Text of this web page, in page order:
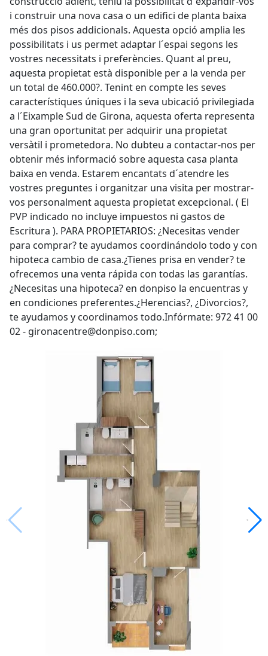
i construir una nova casa o un edifici de planta baixa
més dos pisos addicionals. Aquesta opció amplia les
possibilitats i us permet adaptar l´espai segons les
vostres necessitats i preferències. Quant al preu,
aquesta propietat està disponible per a la venda per
un total de 460.000?. Tenint en compte les seves
característiques úniques i la seva ubicació privilegiada
a l´Eixample Sud de Girona, aquesta oferta representa
una gran oportunitat per adquirir una propietat
versàtil i prometedora. No dubteu a contactar-nos per
obtenir més informació sobre aquesta casa planta
baixa en venda. Estarem encantats d´atendre les
vostres preguntes i organitzar una visita per mostrar-
vos personalment aquesta propietat excepcional. ( El
PVP indicado no incluye impuestos ni gastos de
Escritura ). PARA PROPIETARIOS: ¿Necesitas vender
para comprar? te ayudamos coordinándolo todo y con
hipoteca cambio de casa.¿Tienes prisa en vender? te
ofrecemos una venta rápida con todas las garantías.
¿Necesitas una hipoteca? en donpiso la encuentras y
en condiciones preferentes.¿Herencias?, ¿Divorcios?,
te ayudamos y coordinamos todo.Infórmate: 972 41 00
02 - gironacentre@donpiso.com;